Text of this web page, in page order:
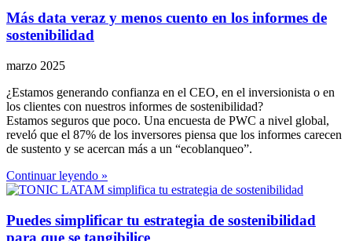
Más data veraz y menos cuento en los informes de
sostenibilidad
marzo 2025
¿Estamos generando confianza en el CEO, en el inversionista o en
los clientes con nuestros informes de sostenibilidad?
Estamos seguros que poco. Una encuesta de PWC a nivel global,
reveló que el 87% de los inversores piensa que los informes carecen
de sustento y se acercan más a un “ecoblanqueo”.
Continuar leyendo »
Puedes simplificar tu estrategia de sostenibilidad
para que se tangibilice